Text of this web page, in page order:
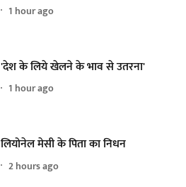
1 hour ago
'देश के लिये खेलने के भाव से उतरना'
1 hour ago
लियोनेल मेसी के पिता का निधन
2 hours ago